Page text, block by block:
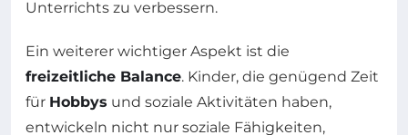
Unterrichts zu verbessern.
Ein weiterer wichtiger Aspekt ist die
freizeitliche Balance. Kinder, die genügend Zeit
für Hobbys und soziale Aktivitäten haben,
entwickeln nicht nur soziale Fähigkeiten,